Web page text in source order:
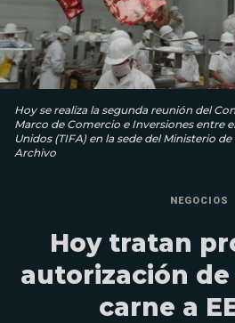
Hoy se realiza la segunda reunión del
Marco de Comercio e Inversiones entre
Unidos (TIFA) en la sede del Ministerio
Archivo
NEGOCIOS
Hoy tratan
autorización
carne a